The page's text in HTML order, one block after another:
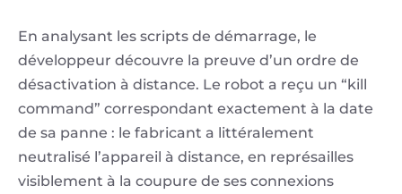
En analysant les scripts de démarrage, le
développeur découvre la preuve d’un ordre de
désactivation à distance. Le robot a reçu un “kill
command” correspondant exactement à la date
de sa panne : le fabricant a littéralement
neutralisé l’appareil à distance, en représailles
visiblement à la coupure de ses connexions